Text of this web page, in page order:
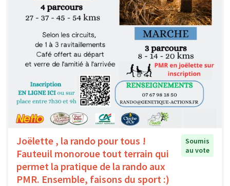
Joëlette , la rando pour tous !
Fauteuil monoroue tout terrain qui
permet la pratique de la rando aux
PMR. Ensemble, faisons du sport :)
Soumis
au vote